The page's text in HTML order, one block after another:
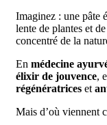
Imaginez : une pâte
lente de plantes et
concentré de la
En médecine
élixir de jouvence,
régénératrices et
Mais d’où viennent